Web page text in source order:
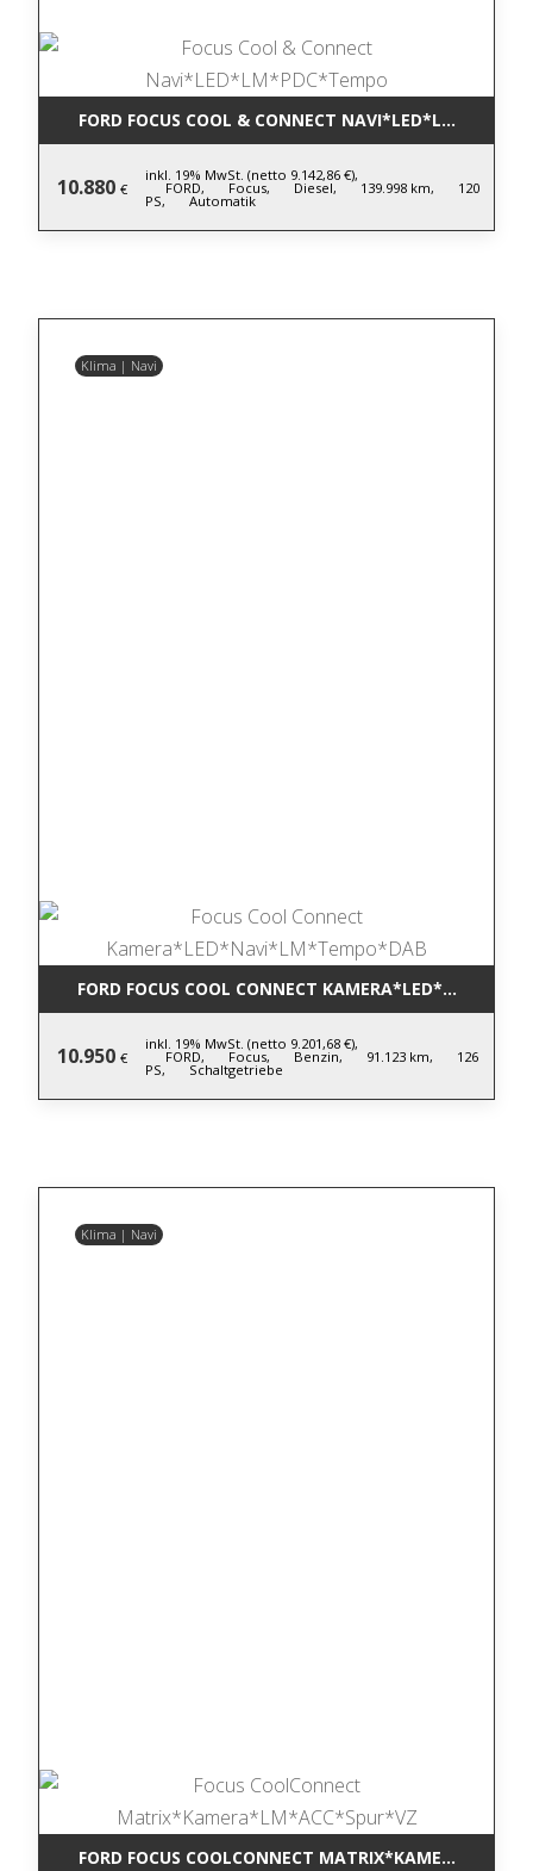
FORD FOCUS COOL & CONNECT
10.880 €
inkl. 19% MwSt. (netto 9.142,86 €),
FORD, Focus, Diesel, 139.998 km, 120
PS, Automatik
Klima | Navi
FORD FOCUS COOL CONNECT
10.950 €
inkl. 19% MwSt. (netto 9.201,68 €),
FORD, Focus, Benzin, 91.123 km, 126
PS, Schaltgetriebe
Klima | Navi
FORD FOCUS COOLCONNECT